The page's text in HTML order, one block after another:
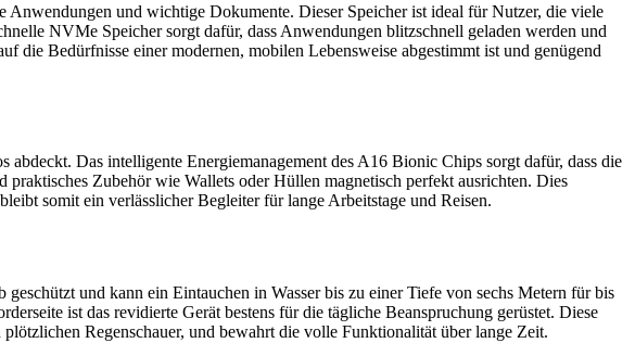
und wichtige Dokumente. Dieser Speicher ist ideal für Nutzer, die viele
NVMe Speicher sorgt dafür, dass Anwendungen blitzschnell geladen werden und
die Bedürfnisse einer modernen, mobilen Lebensweise abgestimmt ist und genügend
Das intelligente Energiemanagement des A16 Bionic Chips sorgt dafür, dass die
Zubehör wie Wallets oder Hüllen magnetisch perfekt ausrichten. Dies
somit ein verlässlicher Begleiter für lange Arbeitstage und Reisen.
und kann ein Eintauchen in Wasser bis zu einer Tiefe von sechs Metern für bis
ist das revidierte Gerät bestens für die tägliche Beanspruchung gerüstet. Diese
Regenschauer, und bewahrt die volle Funktionalität über lange Zeit.